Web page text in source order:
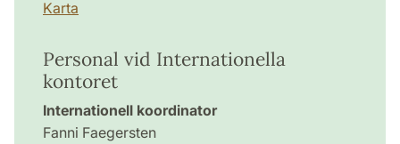
Karta
Personal vid Internationella
kontoret
Internationell koordinator
Fanni Faegersten